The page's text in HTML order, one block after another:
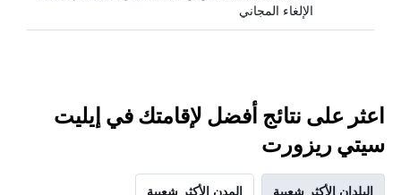
الإلغاء المجاني
اعثر على نتائج أفضل لإقامتك في إيليت
سيتي ريزورت
البلدان الأكثر شعبية المدن الأكثر شعبية